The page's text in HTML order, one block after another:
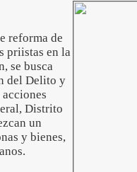
reforma de
priistas en la
se busca
del Delito y
Distrito
un
y bienes,